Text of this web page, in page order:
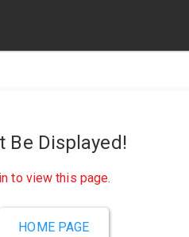
Be Displayed!
to view this page.
HOME PAGE